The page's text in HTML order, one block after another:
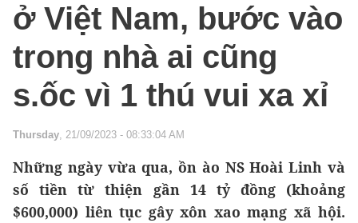
ở Việt Nam, bước vào
trong nhà ai cũng
s.ốc vì 1 thú vui xa xỉ
Thursday, 21/09/2023 - 08:33:04 AM
Những ngày vừa qua, ồn ào NS Hoài Linh và
số tiền từ thiện gần 14 tỷ đồng (khoảng
$600,000) liên tục gây xôn xao mạng xã hội.